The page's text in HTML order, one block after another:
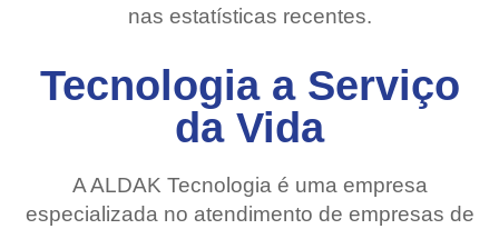
nas estatísticas recentes.
Tecnologia a Serviço
da Vida
A ALDAK Tecnologia é uma empresa
especializada no atendimento de empresas de